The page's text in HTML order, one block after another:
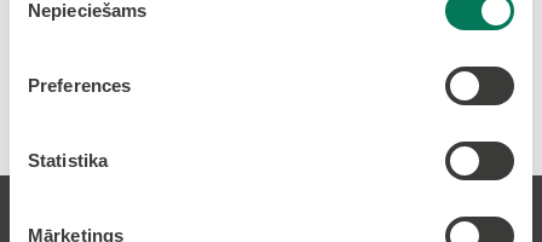
izvēle
Nepieciešams
Preferences
Statistika
Mārketings
saņemšanai